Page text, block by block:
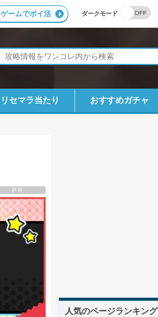
ダークモード
ゲームでポイ活
リセマラ当たり おすすめガチャ
PR
人気のページランキング